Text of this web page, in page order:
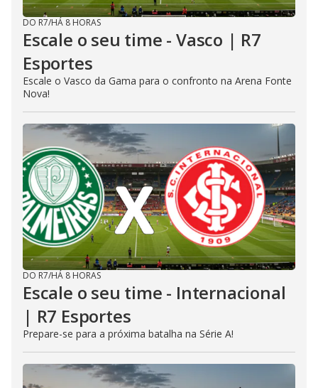
DO R7/HÁ 8 HORAS
Escale o seu time - Vasco | R7
Esportes
Escale o Vasco da Gama para o confronto na Arena Fonte
Nova!
DO R7/HÁ 8 HORAS
Escale o seu time - Internacional
| R7 Esportes
Prepare-se para a próxima batalha na Série A!